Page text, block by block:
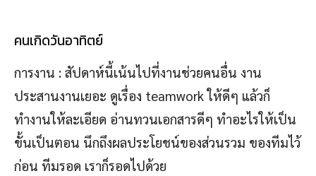
คนเกิดวันอาทิตย์
การงาน : สัปดาห์นี้เน้นไปที่งานช่วยคนอื่น งาน
ประสานงานเยอะ ดูเรื่อง teamwork ให้ดีๆ แล้วก็
ทำงานให้ละเอียด อ่านทวนเอกสารดีๆ ทำอะไรให้เป็น
ขั้นเป็นตอน นึกถึงผลประโยชน์ของส่วนรวม ของทีมไว้
ก่อน ทีมรอด เราก็รอดไปด้วย